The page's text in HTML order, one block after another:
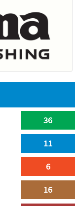
36
11
6
16